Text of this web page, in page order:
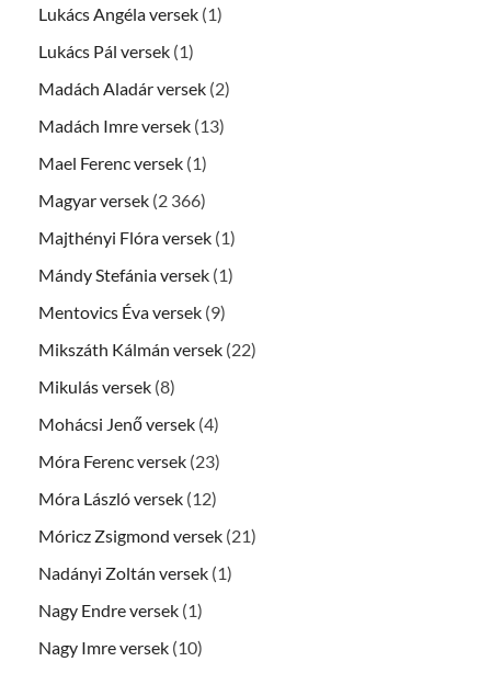
Lukács Angéla versek (1)
Lukács Pál versek (1)
Madách Aladár versek (2)
Madách Imre versek (13)
Mael Ferenc versek (1)
Magyar versek (2 366)
Majthényi Flóra versek (1)
Mándy Stefánia versek (1)
Mentovics Éva versek (9)
Mikszáth Kálmán versek (22)
Mikulás versek (8)
Mohácsi Jenő versek (4)
Móra Ferenc versek (23)
Móra László versek (12)
Móricz Zsigmond versek (21)
Nadányi Zoltán versek (1)
Nagy Endre versek (1)
Nagy Imre versek (10)